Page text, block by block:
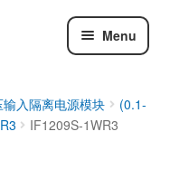
Menu
入隔离电源模块
(0.1-
IF1209S-1WR3